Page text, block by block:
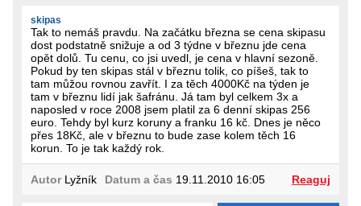
skipas
Tak to nemáš pravdu. Na začátku března se cena skipasu
dost podstatně snižuje a od 3 týdne v březnu jde cena
opět dolů. Tu cenu, co jsi uvedl, je cena v hlavní sezoně.
Pokud by ten skipas stál v březnu tolik, co píšeš, tak to
tam můžou rovnou zavřít. I za těch 4000Kč na týden je
tam v březnu lidí jak šafránu. Já tam byl celkem 3x a
naposled v roce 2008 jsem platil za 6 denní skipas 256
euro. Tehdy byl kurz koruny a franku 16 kč. Dnes je něco
přes 18Kč, ale v březnu to bude zase kolem těch 16
korun. To je tak každý rok.
AutorLyžník Datum a čas 19.11.2010 16:05 Reaguj